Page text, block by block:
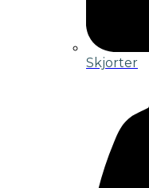
Skjorter